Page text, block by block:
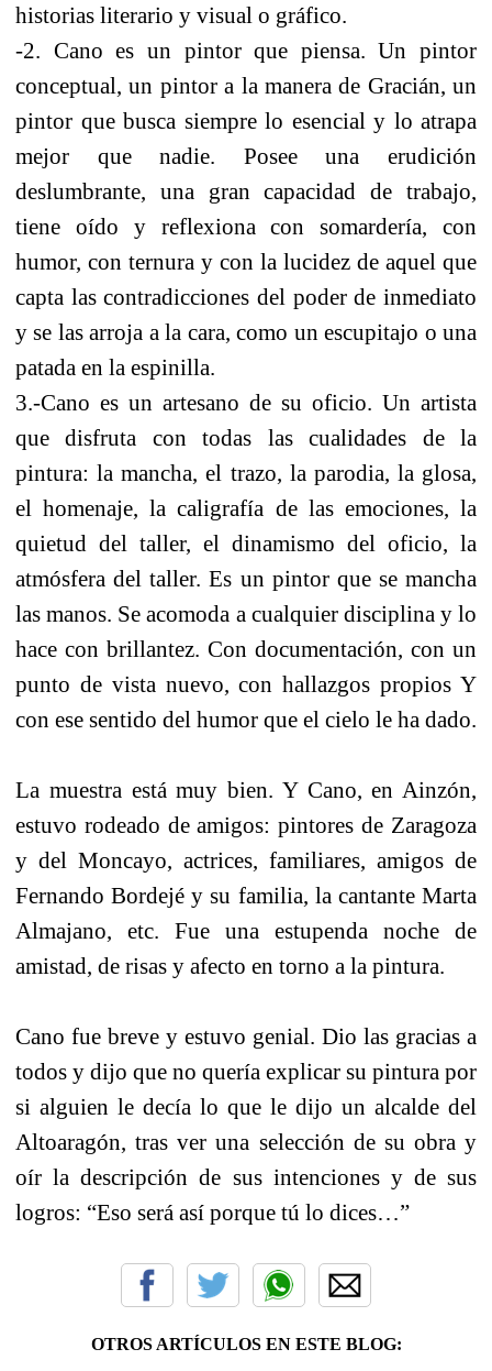
historias literario y visual o gráfico.
-2. Cano es un pintor que piensa. Un pintor
conceptual, un pintor a la manera de Gracián, un
pintor que busca siempre lo esencial y lo atrapa
mejor que nadie. Posee una erudición
deslumbrante, una gran capacidad de trabajo,
tiene oído y reflexiona con somardería, con
humor, con ternura y con la lucidez de aquel que
capta las contradicciones del poder de inmediato
y se las arroja a la cara, como un escupitajo o una
patada en la espinilla.
3.-Cano es un artesano de su oficio. Un artista
que disfruta con todas las cualidades de la
pintura: la mancha, el trazo, la parodia, la glosa,
el homenaje, la caligrafía de las emociones, la
quietud del taller, el dinamismo del oficio, la
atmósfera del taller. Es un pintor que se mancha
las manos. Se acomoda a cualquier disciplina y lo
hace con brillantez. Con documentación, con un
punto de vista nuevo, con hallazgos propios Y
con ese sentido del humor que el cielo le ha dado.
La muestra está muy bien. Y Cano, en Ainzón,
estuvo rodeado de amigos: pintores de Zaragoza
y del Moncayo, actrices, familiares, amigos de
Fernando Bordejé y su familia, la cantante Marta
Almajano, etc. Fue una estupenda noche de
amistad, de risas y afecto en torno a la pintura.
Cano fue breve y estuvo genial. Dio las gracias a
todos y dijo que no quería explicar su pintura por
si alguien le decía lo que le dijo un alcalde del
Altoaragón, tras ver una selección de su obra y
oír la descripción de sus intenciones y de sus
logros: “Eso será así porque tú lo dices…”
OTROS ARTÍCULOS EN ESTE BLOG: